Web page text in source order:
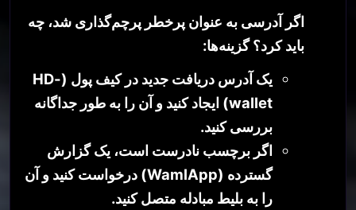
اگر آدرسی به عنوان پرخطر پرچم‌گذاری شد، چه
باید کرد؟ گزینه‌ها:
یک آدرس دریافت جدید در کیف پول (HD-
wallet) ایجاد کنید و آن را به طور جداگانه
بررسی کنید.
اگر برچسب نادرست است، یک گزارش
گسترده (WamlApp) درخواست کنید و آن
را به بلیط مبادله متصل کنید.